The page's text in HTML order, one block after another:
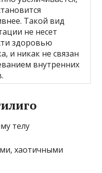
Такой вид
не несет
здоровью
и никак не связан
внутренних
хаотичными